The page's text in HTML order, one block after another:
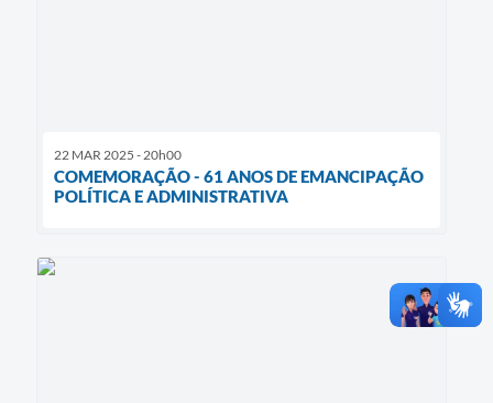
22 MAR 2025 - 20h00
COMEMORAÇÃO - 61 ANOS DE EMANCIPAÇÃO
POLÍTICA E ADMINISTRATIVA